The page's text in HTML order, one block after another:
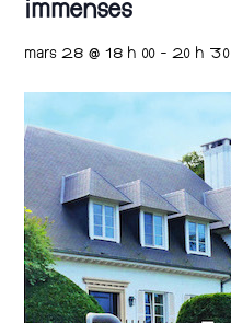
immenses
mars 28 @ 18 h 00 -20 h 30